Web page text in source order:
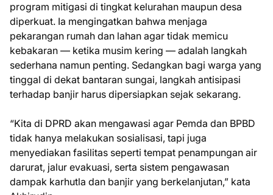
program mitigasi di tingkat kelurahan maupun desa
diperkuat. Ia mengingatkan bahwa menjaga
pekarangan rumah dan lahan agar tidak memicu
kebakaran — ketika musim kering — adalah langkah
sederhana namun penting. Sedangkan bagi warga yang
tinggal di dekat bantaran sungai, langkah antisipasi
terhadap banjir harus dipersiapkan sejak sekarang.
“Kita di DPRD akan mengawasi agar Pemda dan BPBD
tidak hanya melakukan sosialisasi, tapi juga
menyediakan fasilitas seperti tempat penampungan air
darurat, jalur evakuasi, serta sistem pengawasan
dampak karhutla dan banjir yang berkelanjutan,” kata